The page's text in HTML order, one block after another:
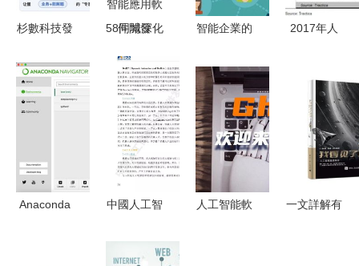
杉數科技發
與計算新
品，開啟人
篇章
58同城深化
全資子公司
經營范圍新
增人工智能
應用軟件開
發
智能企業的
自然語言處
理（NLP）
應用軟件開
發
2017年人
軟件開發研
究報告 趨
勢、挑戰與
未來展望
Anaconda
中國人工智
發展白皮書
人工智能軟
一文詳解有